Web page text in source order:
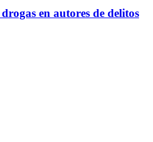
en autores de delitos